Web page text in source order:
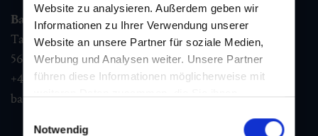
Website zu analysieren. Außerdem geben wir
Informationen zu Ihrer Verwendung unserer
Website an unsere Partner für soziale Medien,
Werbung und Analysen weiter. Unsere Partner
führen diese Informationen möglicherweise mit
Nutzung der Dienste gesammelt haben.
Notwendig
Bad Hofgastein
Tauernplatz 1,
5630 Bad Hofgastein
+43 6432 3393 260
badhofgastein@gastein.com